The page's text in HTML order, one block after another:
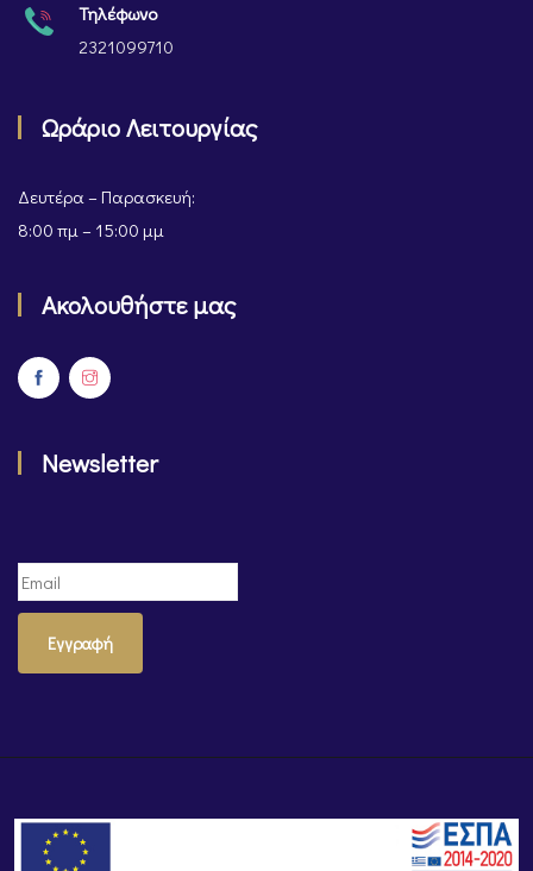
Τηλέφωνο
2321099710
Ωράριο Λειτουργίας
Δευτέρα – Παρασκευή:
8:00 πμ – 15:00 μμ
Ακολουθήστε μας
Newsletter
Εγγραφή